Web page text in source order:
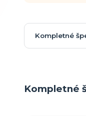
Kompletné
Kompletné